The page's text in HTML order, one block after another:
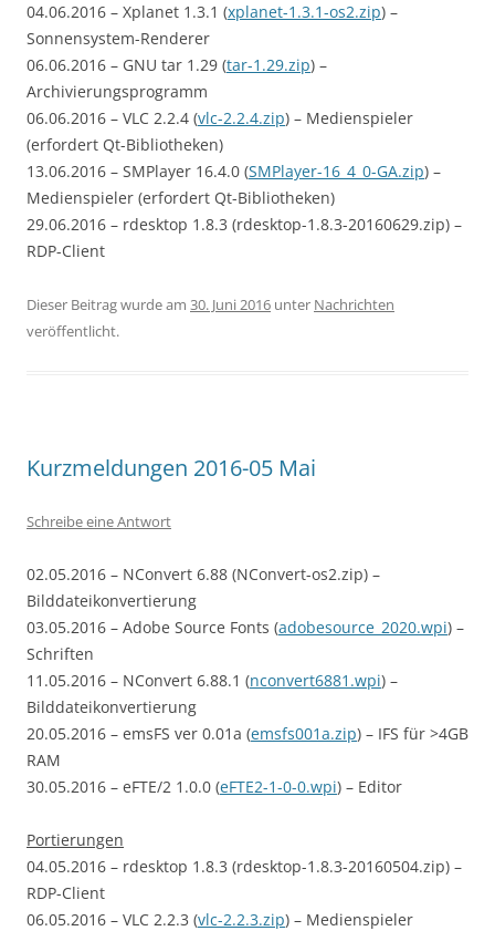
04.06.2016 – Xplanet 1.3.1 (xplanet-1.3.1-os2.zip) –
Sonnensystem-Renderer
06.06.2016 – GNU tar 1.29 (tar-1.29.zip) –
Archivierungsprogramm
06.06.2016 – VLC 2.2.4 (vlc-2.2.4.zip) – Medienspieler
(erfordert Qt-Bibliotheken)
13.06.2016 – SMPlayer 16.4.0 (SMPlayer-16_4_0-GA.zip) –
Medienspieler (erfordert Qt-Bibliotheken)
29.06.2016 – rdesktop 1.8.3 (rdesktop-1.8.3-20160629.zip) –
RDP-Client
Dieser Beitrag wurde am 30. Juni 2016 unter Nachrichten
veröffentlicht.
Kurzmeldungen 2016-05 Mai
Schreibe eine Antwort
02.05.2016 – NConvert 6.88 (NConvert-os2.zip) –
Bilddateikonvertierung
03.05.2016 – Adobe Source Fonts (adobesource_2020.wpi) –
Schriften
11.05.2016 – NConvert 6.88.1 (nconvert6881.wpi) –
Bilddateikonvertierung
20.05.2016 – emsFS ver 0.01a (emsfs001a.zip) – IFS für >4GB
RAM
30.05.2016 – eFTE/2 1.0.0 (eFTE2-1-0-0.wpi) – Editor
Portierungen
04.05.2016 – rdesktop 1.8.3 (rdesktop-1.8.3-20160504.zip) –
RDP-Client
06.05.2016 – VLC 2.2.3 (vlc-2.2.3.zip) – Medienspieler